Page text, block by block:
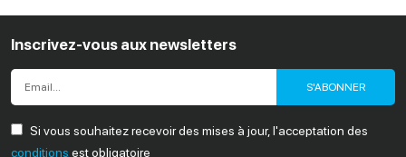
Inscrivez-vous aux newsletters
S'ABONNER
Si vous souhaitez recevoir des mises à jour, l'acceptation des
conditions est obligatoire